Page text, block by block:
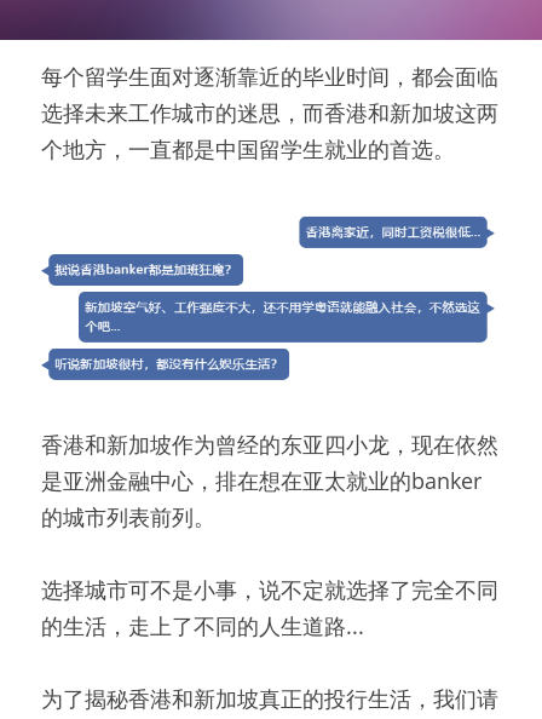
每个留学生面对逐渐靠近的毕业时间，都会面临
选择未来工作城市的迷思，而香港和新加坡这两
个地方，一直都是中国留学生就业的首选。
香港和新加坡作为曾经的东亚四小龙，现在依然
是亚洲金融中心，排在想在亚太就业的banker
的城市列表前列。
选择城市可不是小事，说不定就选择了完全不同
的生活，走上了不同的人生道路...
为了揭秘香港和新加坡真正的投行生活，我们请